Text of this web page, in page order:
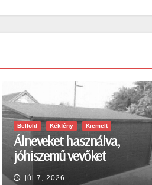
Belföld Kékfény Kiemelt
Álneveket használva,
jóhiszemű vevőket
károsított meg
júl 7, 2026